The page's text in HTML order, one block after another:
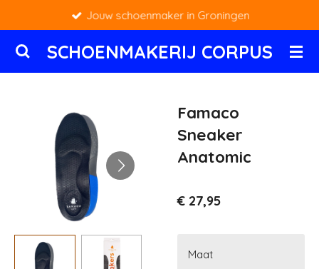
naar
de
SCHOENMAKERIJ CORPUS
Jouw schoenmaker in Groningen
Famaco
Sneaker
Anatomic
€ 27,95
Maat